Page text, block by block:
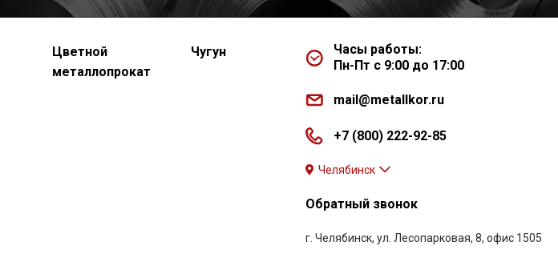
Цветной
металлопрокат
Чугун
Часы работы:
Пн-Пт с 9:00 до 17:00
mail@metallkor.ru
+7 (800) 222-92-85
Челябинск
Обратный звонок
г. Челябинск, ул. Лесопарковая, 8, офис 1505